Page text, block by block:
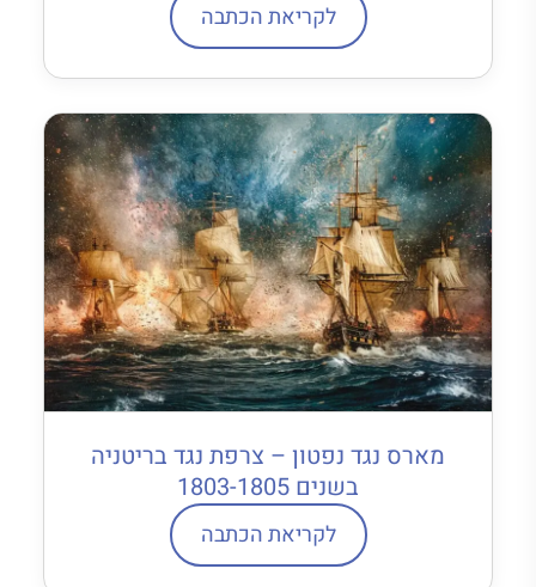
לקריאת הכתבה
מארס נגד נפטון – צרפת נגד בריטניה
בשנים 1803-1805
לקריאת הכתבה